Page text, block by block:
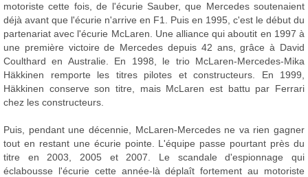
motoriste cette fois, de l'écurie Sauber, que Mercedes soutenaient
déjà avant que l'écurie n'arrive en F1. Puis en 1995, c'est le début du
partenariat avec l'écurie McLaren. Une alliance qui aboutit en 1997 à
une première victoire de Mercedes depuis 42 ans, grâce à David
Coulthard en Australie. En 1998, le trio McLaren-Mercedes-Mika
Häkkinen remporte les titres pilotes et constructeurs. En 1999,
Häkkinen conserve son titre, mais McLaren est battu par Ferrari
chez les constructeurs.
Puis, pendant une décennie, McLaren-Mercedes ne va rien gagner
tout en restant une écurie pointe. L'équipe passe pourtant près du
titre en 2003, 2005 et 2007. Le scandale d'espionnage qui
éclabousse l'écurie cette année-là déplaît fortement au motoriste